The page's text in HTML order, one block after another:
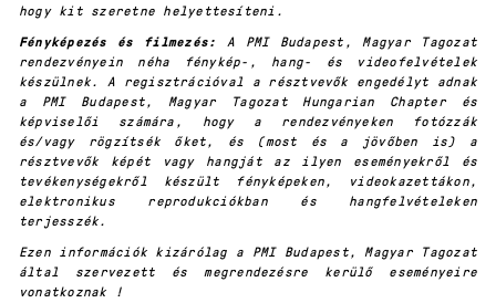
hogy kit szeretne helyettesíteni.
Fényképezés és filmezés: A PMI Budapest, Magyar Tagozat
rendezvényein néha fénykép-, hang- és videofelvételek
készülnek. A regisztrációval a résztvevők engedélyt adnak
a PMI Budapest, Magyar Tagozat Hungarian Chapter és
képviselői számára, hogy a rendezvényeken fotózzák
és/vagy rögzítsék őket, és (most és a jövőben is) a
résztvevők képét vagy hangját az ilyen eseményekről és
tevékenységekről készült fényképeken, videokazettákon,
elektronikus reprodukciókban és hangfelvételeken
terjesszék.
Ezen információk kizárólag a PMI Budapest, Magyar Tagozat
által szervezett és megrendezésre kerülő eseményeire
vonatkoznak !